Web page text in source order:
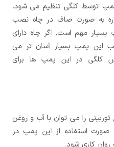
توسط کلگی تنظیم می شود.
به صورت صاف در چاه نصب
مهم است. اگر چاه دارای
این پمپ بسیار آسان تر می
کلگی در این پمپ ها برای
را می توان با آب و روغن
صورت استفاده از این پمپ در